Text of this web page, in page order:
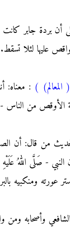
أن بردة جابر كانت
عليها لئلا تسقط.
( المعالم) ) : معناه:
الأوقص من الناس -
من قال: أن
النبي - صَلَّى اللهُ
عورته ومنكبيه
وأصحابه ومن